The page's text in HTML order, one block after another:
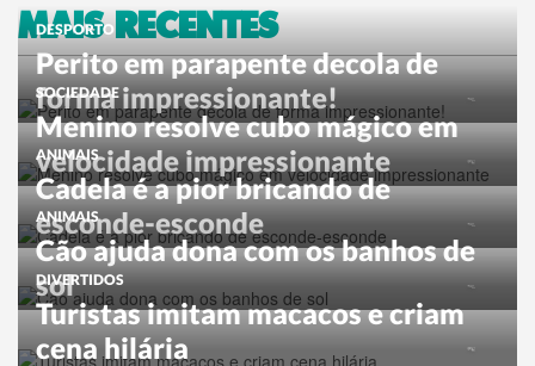
MAIS RECENTES
DESPORTO
Perito em parapente decola de
forma impressionante!
SOCIEDADE
Menino resolve cubo mágico em
velocidade impressionante
ANIMAIS
Cadela é a pior bricando de
esconde-esconde
ANIMAIS
Cão ajuda dona com os banhos de
sol
DIVERTIDOS
Turistas imitam macacos e criam
cena hilária